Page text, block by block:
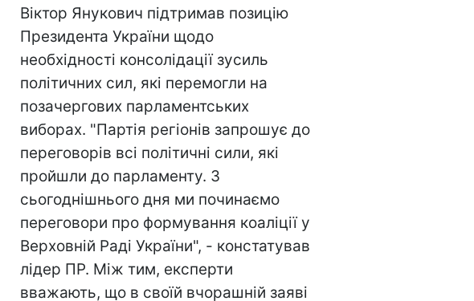
Віктор Янукович підтримав позицію
Президента України щодо
необхідності консолідації зусиль
політичних сил, які перемогли на
позачергових парламентських
виборах. "Партія регіонів запрошує до
переговорів всі політичні сили, які
пройшли до парламенту. З
сьогоднішнього дня ми починаємо
переговори про формування коаліції у
Верховній Раді України", - констатував
лідер ПР. Між тим, експерти
вважають, що в своїй вчорашній заяві